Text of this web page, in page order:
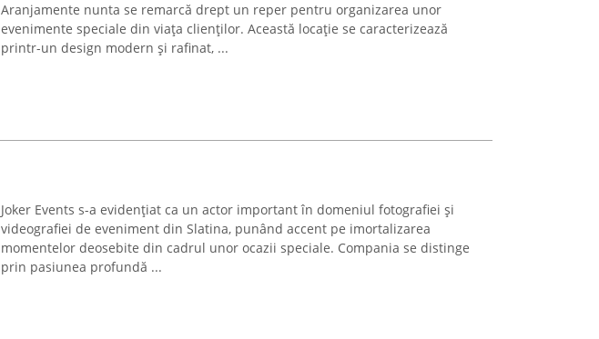
Aranjamente nunta se remarcă drept un reper pentru organizarea unor
evenimente speciale din viața clienților. Această locație se caracterizează
printr-un design modern și rafinat, ...
Joker Events s-a evidențiat ca un actor important în domeniul fotografiei și
videografiei de eveniment din Slatina, punând accent pe imortalizarea
momentelor deosebite din cadrul unor ocazii speciale. Compania se distinge
prin pasiunea profundă ...